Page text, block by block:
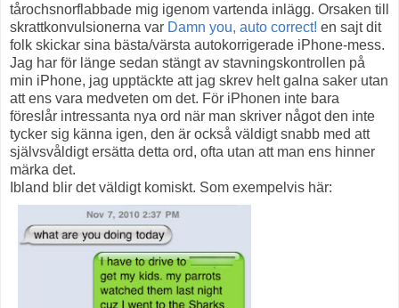
tårochsnorflabbade mig igenom vartenda inlägg. Orsaken till
skrattkonvulsionerna var Damn you, auto correct! en sajt dit
folk skickar sina bästa/värsta autokorrigerade iPhone-mess.
Jag har för länge sedan stängt av stavningskontrollen på
min iPhone, jag upptäckte att jag skrev helt galna saker utan
att ens vara medveten om det. För iPhonen inte bara
föreslår intressanta nya ord när man skriver något den inte
tycker sig känna igen, den är också väldigt snabb med att
självsvåldigt ersätta detta ord, ofta utan att man ens hinner
märka det.
Ibland blir det väldigt komiskt. Som exempelvis här: